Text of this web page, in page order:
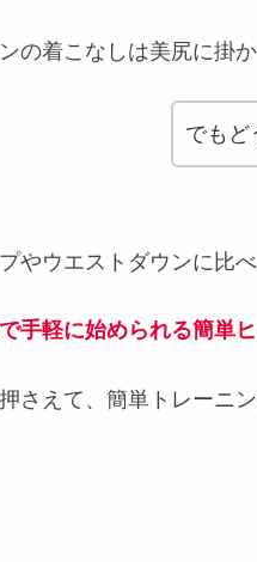
の着こなしは美尻に掛
でもど
やウエストダウンに比
手軽に始められる簡単
さえて、簡単トレーニ